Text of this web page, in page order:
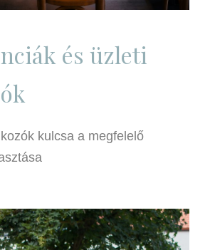
és üzleti
kulcsa a megfelelő